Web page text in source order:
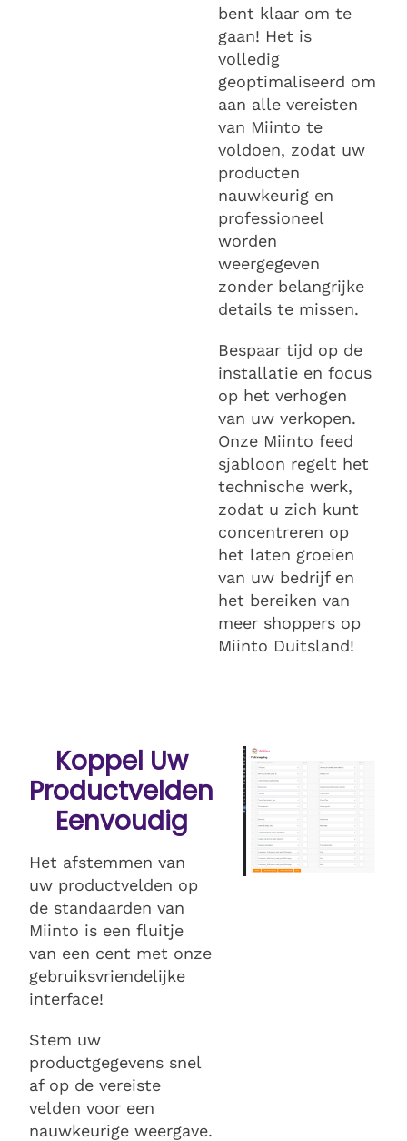
bent klaar om te
gaan! Het is
volledig
geoptimaliseerd om
aan alle vereisten
van Miinto te
voldoen, zodat uw
producten
nauwkeurig en
professioneel
worden
weergegeven
zonder belangrijke
details te missen.
Bespaar tijd op de
installatie en focus
op het verhogen
van uw verkopen.
Onze Miinto feed
sjabloon regelt het
technische werk,
zodat u zich kunt
concentreren op
het laten groeien
van uw bedrijf en
het bereiken van
meer shoppers op
Miinto Duitsland!
Koppel Uw
Productvelden
Eenvoudig
Het afstemmen van
uw productvelden op
de standaarden van
Miinto is een fluitje
van een cent met onze
gebruiksvriendelijke
interface!
Stem uw
productgegevens snel
af op de vereiste
velden voor een
nauwkeurige weergave.